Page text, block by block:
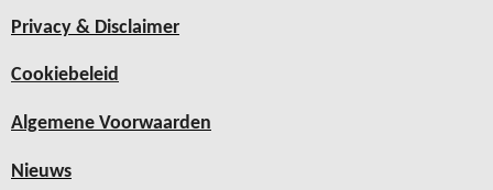
Privacy & Disclaimer
Cookiebeleid
Algemene Voorwaarden
Nieuws